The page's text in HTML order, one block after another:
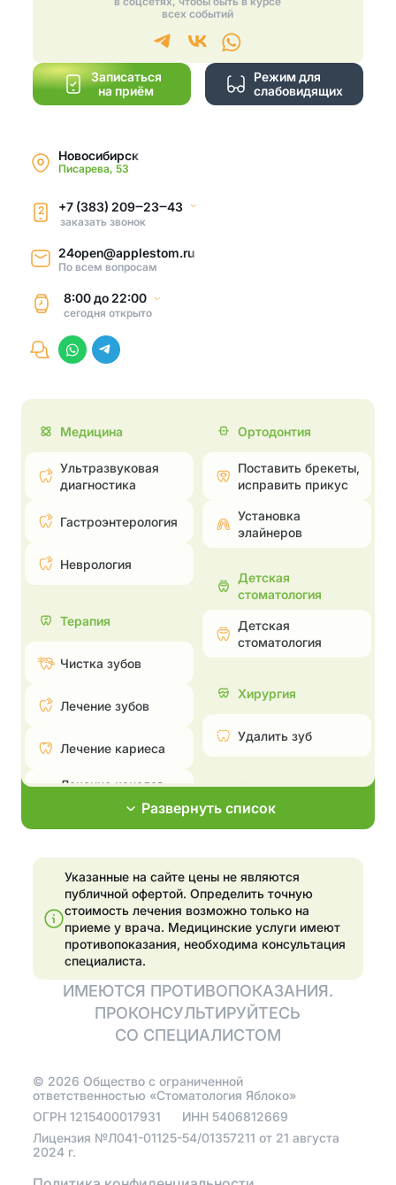
всех событий
Режим для
слабовидящих
Записаться
на приём
Новосибирск
Писарева, 53
2 +7 (383) 209‒23‒43
заказать звонок
24open@applestom.ru
По всем вопросам
8:00до22:00
сегодняоткрыто
Медицина
Ультразвуковая
диагностика
Гастроэнтерология
Неврология
Терапия
Чистка зубов
Лечение зубов
Лечение кариеса
Лечение каналов —
периодонтита
Эстетические
реставрации
Отбелить зубы
Имплантация
Протезирование
зубов
Ортодонтия
Поставить брекеты,
исправить прикус
Установка
элайнеров
Детская
стоматология
Детская
стоматология
Хирургия
Удалить зуб
Эстетическая
стоматология
Поставить брекеты,
Эстетические
реставрации
Отбелить зубы
элайнеров
Установить виниры
Развернуть список
Указанные на сайте цены не являются
публичной офертой. Определить точную
стоимость лечения возможно только на
приеме у врача. Медицинские услуги имеют
противопоказания, необходима консультация
специалиста.
ИМЕЮТСЯ ПРОТИВОПОКАЗАНИЯ.
ПРОКОНСУЛЬТИРУЙТЕСЬ
СО СПЕЦИАЛИСТОМ
© 2026 Общество с ограниченной
ответственностью «Стоматология Яблоко»
ОГРН1215400017931 ИНН 5406812669
Лицензия №Л041-01125-54/01357211 от 21 августа
2024 г.